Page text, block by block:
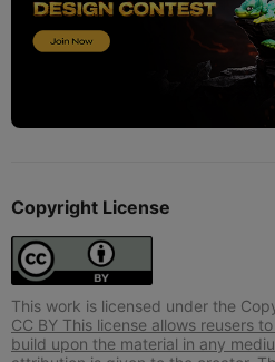
Copyright License
This work is licensed under the
CC BY This license allows reusers
build upon the material in any